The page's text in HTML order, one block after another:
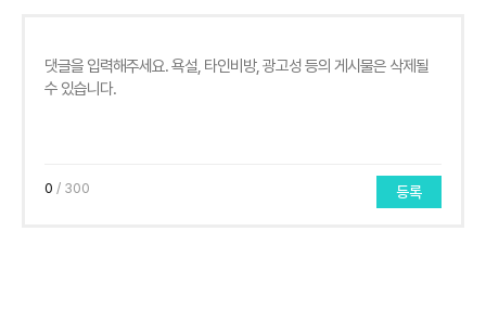
0 / 300 등록